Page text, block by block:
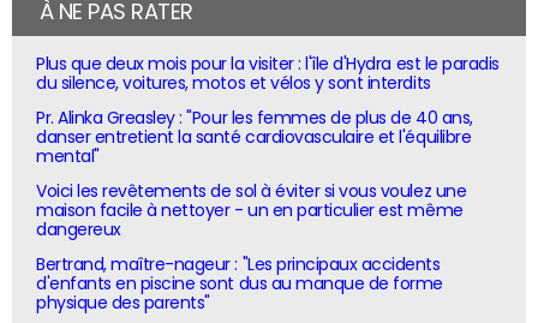
À NE PAS RATER
Plus que deux mois pour la visiter : l'île d'Hydra est le paradis
du silence, voitures, motos et vélos y sont interdits
Pr. Alinka Greasley : "Pour les femmes de plus de 40 ans,
danser entretient la santé cardiovasculaire et l'équilibre
mental"
Voici les revêtements de sol à éviter si vous voulez une
maison facile à nettoyer - un en particulier est même
dangereux
Bertrand, maître-nageur : "Les principaux accidents
d'enfants en piscine sont dus au manque de forme
physique des parents"